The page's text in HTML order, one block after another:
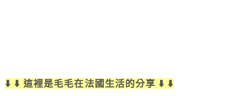
⬇️ ⬇️ 這裡是毛毛在法國生活的分享 ⬇️ ⬇️